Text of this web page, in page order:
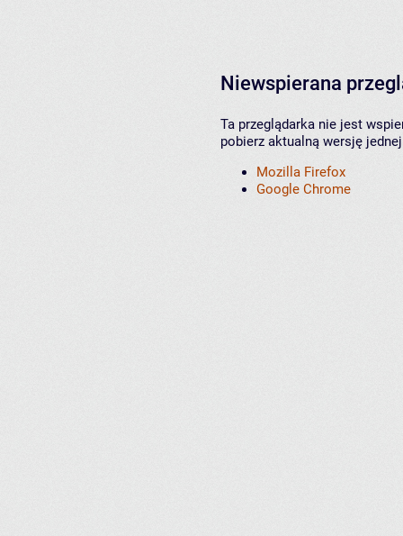
Niewspierana
Ta przeglądarka nie jest
pobierz aktualną wersję
Mozilla Firefox
Google Chrome